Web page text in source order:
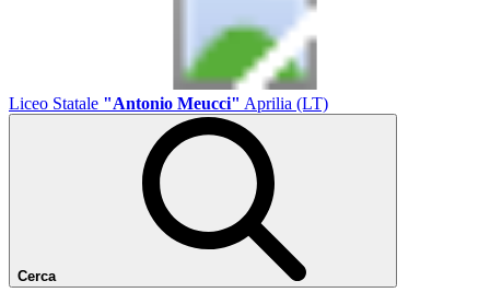
Liceo Statale "Antonio Meucci" Aprilia (LT)
Cerca